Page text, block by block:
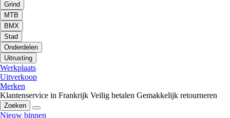
Grind
MTB
BMX
Stad
Onderdelen
Uitrusting
Werkplaats
Uitverkoop
Merken
Klantenservice in Frankrijk Veilig betalen Gemakkelijk retourneren
Zoeken
Nieuw binnen